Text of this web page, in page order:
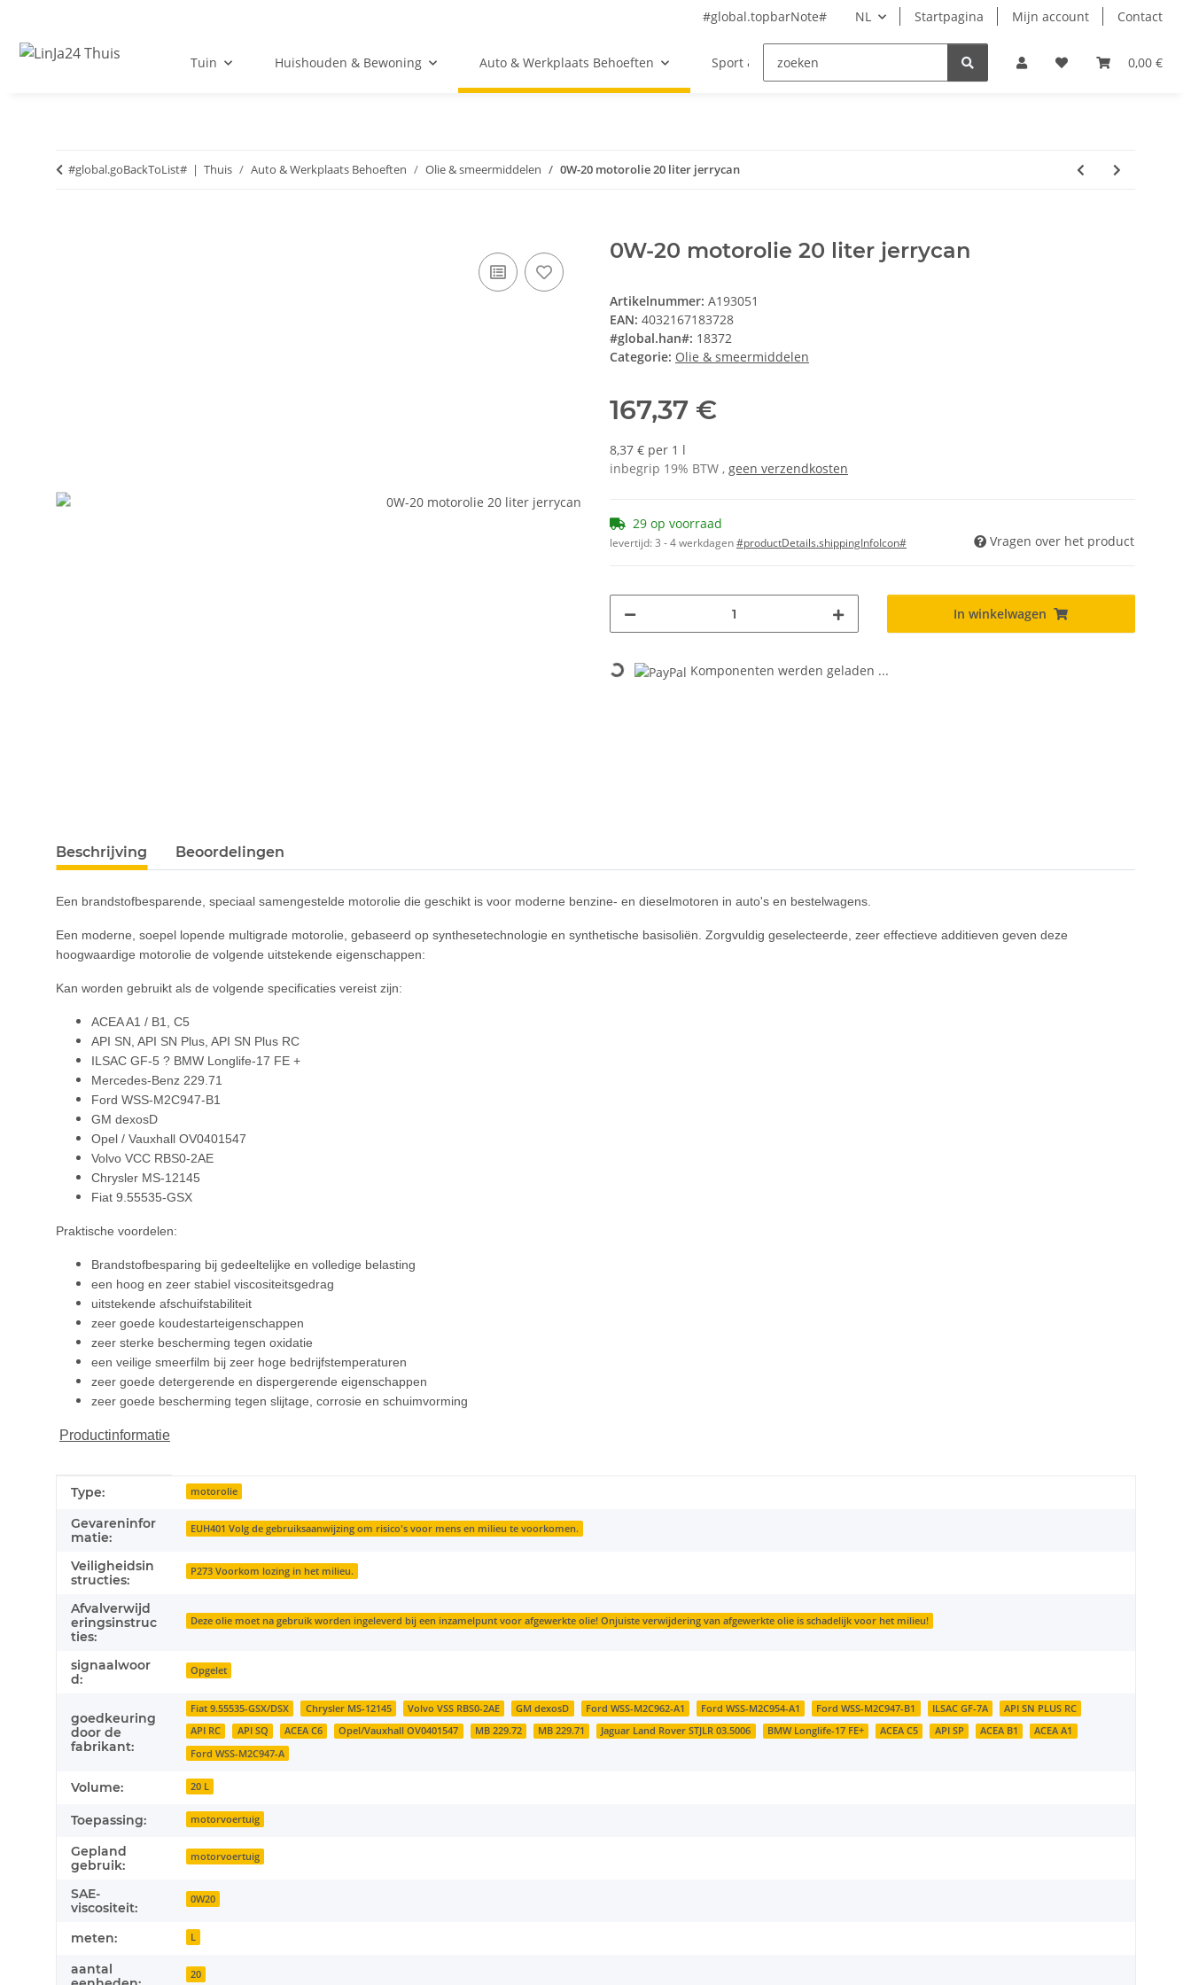
NL Startpagina Mijn account Contact
#global.topbarNote#
0,00 €
Tuin Huishouden & Bewoning Auto & Werkplaats Behoeften Sport & Vrije Tijd Dierbenodigdheden Wellness
#global.goBackToList# Thuis Auto & Werkplaats Behoeften Olie & smeermiddelen 0W-20 motorolie 20 liter jerrycan
0W-20 motorolie 20 liter jerrycan
Artikelnummer: A193051
EAN: 4032167183728
#global.han#: 18372
Categorie: Olie & smeermiddelen
167,37 €
8,37 € per 1 l
inbegrip 19% BTW , geen verzendkosten
29 op voorraad
levertijd:3 - 4 werkdagen#productDetails.shippingInfoIcon# Vragen over het product
In winkelwagen
Loading... Komponenten werden geladen ...
#productDetails.showMoreTabs#
Beschrijving Beoordelingen
Een brandstofbesparende, speciaal samengestelde motorolie die geschikt is voor moderne benzine- en dieselmotoren in auto's en bestelwagens.
Een moderne, soepel lopende multigrade motorolie, gebaseerd op synthesetechnologie en synthetische basisoliën. Zorgvuldig geselecteerde, zeer effectieve additieven geven deze
hoogwaardige motorolie de volgende uitstekende eigenschappen:
Kan worden gebruikt als de volgende specificaties vereist zijn:
ACEA A1 / B1, C5
API SN, API SN Plus, API SN Plus RC
ILSAC GF-5 ? BMW Longlife-17 FE +
Mercedes-Benz 229.71
Ford WSS-M2C947-B1
GM dexosD
Opel / Vauxhall OV0401547
Volvo VCC RBS0-2AE
Chrysler MS-12145
Fiat 9.55535-GSX
Praktische voordelen:
Brandstofbesparing bij gedeeltelijke en volledige belasting
een hoog en zeer stabiel viscositeitsgedrag
uitstekende afschuifstabiliteit
zeer goede koudestarteigenschappen
zeer sterke bescherming tegen oxidatie
een veilige smeerfilm bij zeer hoge bedrijfstemperaturen
zeer goede detergerende en dispergerende eigenschappen
zeer goede bescherming tegen slijtage, corrosie en schuimvorming
Productinformatie
#productDetails.itemInformation#
#productDetails.itemValue#
Type: motorolie
Gevareninfor
matie:
EUH401 Volg de gebruiksaanwijzing om risico's voor mens en milieu te voorkomen.
Veiligheidsin
structies:
P273 Voorkom lozing in het milieu.
Afvalverwijd
eringsinstruc
ties:
Deze olie moet na gebruik worden ingeleverd bij een inzamelpunt voor afgewerkte olie! Onjuiste verwijdering van afgewerkte olie is schadelijk voor het milieu!
signaalwoor
d:
Opgelet
goedkeuring
door de
fabrikant:
Fiat 9.55535-GSX/DSX Chrysler MS-12145 Volvo VSS RBS0-2AE GM dexosD Ford WSS-M2C962-A1 Ford WSS-M2C954-A1 Ford WSS-M2C947-B1 ILSAC GF-7A
API SN PLUS RC
API RC
API SQ ACEA C6 Opel/Vauxhall OV0401547 MB 229.72 MB 229.71 Jaguar Land Rover STJLR 03.5006 BMW Longlife-17 FE+ ACEA C5 API SP ACEA B1
ACEA A1
Ford WSS-M2C947-A
Volume: 20 L
Toepassing: motorvoertuig
Gepland
gebruik:
motorvoertuig
SAE-
viscositeit:
0W20
meten: L
aantal
20